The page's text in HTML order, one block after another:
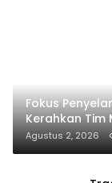
Fokus
Kerahkan Tim
Kalianget
Agustus 2, 2026